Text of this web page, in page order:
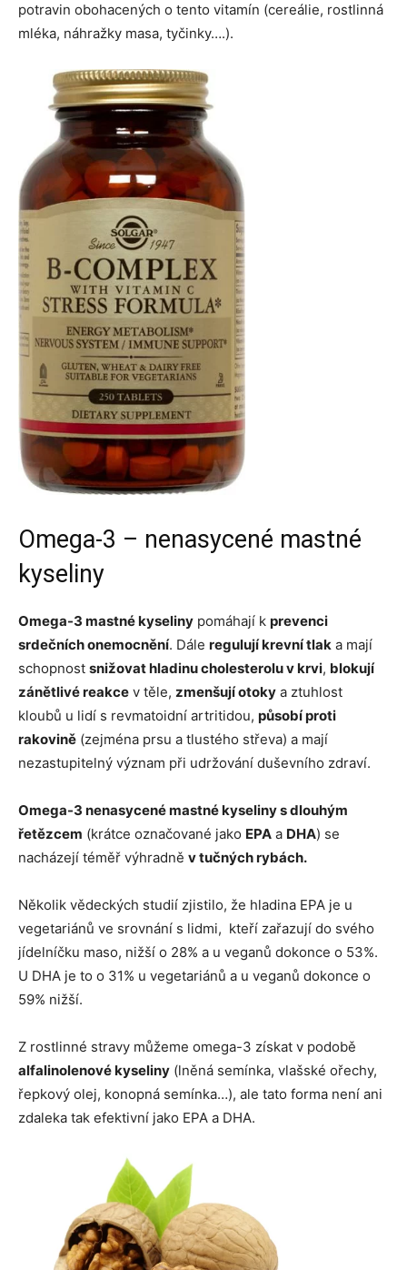
potravin obohacených o tento vitamín (cereálie, rostlinná
mléka, náhražky masa, tyčinky….).
Omega-3 – nenasycené mastné
kyseliny
Omega-3 mastné kyseliny pomáhají k prevenci
srdečních onemocnění. Dále regulují krevní tlak a mají
schopnost snižovat hladinu cholesterolu v krvi, blokují
zánětlivé reakce v těle, zmenšují otoky a ztuhlost
kloubů u lidí s revmatoidní artritidou, působí proti
rakovině (zejména prsu a tlustého střeva) a mají
nezastupitelný význam při udržování duševního zdraví.
Omega-3 nenasycené mastné kyseliny s dlouhým
řetězcem (krátce označované jako EPA a DHA) se
nacházejí téměř výhradně v tučných rybách.
Několik vědeckých studií zjistilo, že hladina EPA je u
vegetariánů ve srovnání s lidmi, kteří zařazují do svého
jídelníčku maso, nižší o 28% a u veganů dokonce o 53%.
U DHA je to o 31% u vegetariánů a u veganů dokonce o
59% nižší.
Z rostlinné stravy můžeme omega-3 získat v podobě
alfalinolenové kyseliny (lněná semínka, vlašské ořechy,
řepkový olej, konopná semínka…), ale tato forma není ani
zdaleka tak efektivní jako EPA a DHA.